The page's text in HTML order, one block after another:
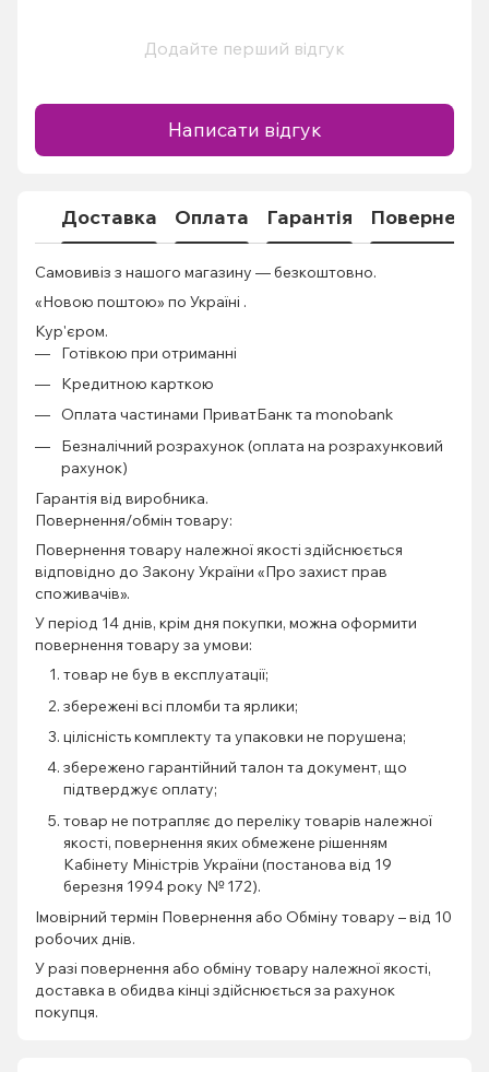
Додайте перший відгук
Написати відгук
Доставка Оплата Гарантія
Самовивіз з нашого магазину — безкоштовно.
«Новою поштою» по Україні .
Кур'єром.
Готівкою при отриманні
Кредитною карткою
Оплата частинами ПриватБанк та monobank
Безналічний розрахунок (оплата на розрахунковий
рахунок)
Гарантія від виробника.
Повернення/обмін товару:
Повернення товару належної якості здійснюється
відповідно до Закону України «Про захист прав
споживачів».
У період 14 днів, крім дня покупки, можна оформити
повернення товару за умови:
товар не був в експлуатації;
збережені всі пломби та ярлики;
цілісність комплекту та упаковки не порушена;
збережено гарантійний талон та документ, що
підтверджує оплату;
товар не потрапляє до переліку товарів належної
якості, повернення яких обмежене рішенням
Кабінету Міністрів України (постанова від 19
березня 1994 року № 172).
Імовірний термін Повернення або Обміну товару – від 10
робочих днів.
У разі повернення або обміну товару належної якості,
доставка в обидва кінці здійснюється за рахунок
покупця.